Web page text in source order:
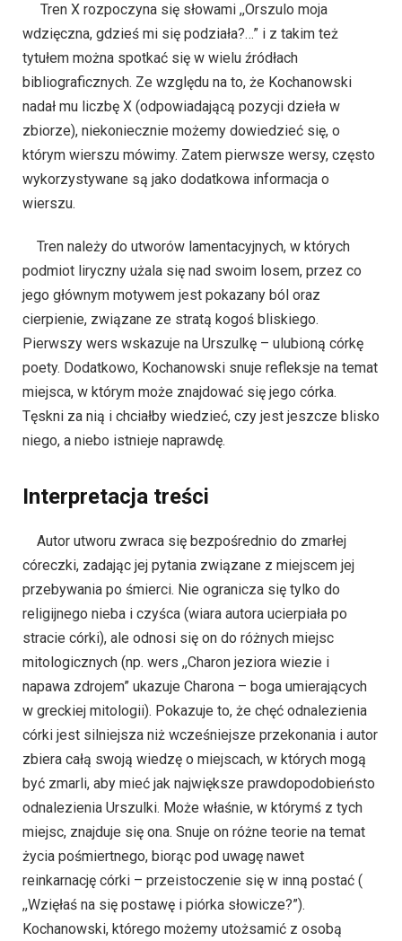
Tren X rozpoczyna się słowami ,,Orszulo moja
wdzięczna, gdzieś mi się podziała?…” i z takim też
tytułem można spotkać się w wielu źródłach
bibliograficznych. Ze względu na to, że Kochanowski
nadał mu liczbę X (odpowiadającą pozycji dzieła w
zbiorze), niekoniecznie możemy dowiedzieć się, o
którym wierszu mówimy. Zatem pierwsze wersy, często
wykorzystywane są jako dodatkowa informacja o
wierszu.
Tren należy do utworów lamentacyjnych, w których
podmiot liryczny użala się nad swoim losem, przez co
jego głównym motywem jest pokazany ból oraz
cierpienie, związane ze stratą kogoś bliskiego.
Pierwszy wers wskazuje na Urszulkę – ulubioną córkę
poety. Dodatkowo, Kochanowski snuje refleksje na temat
miejsca, w którym może znajdować się jego córka.
Tęskni za nią i chciałby wiedzieć, czy jest jeszcze blisko
niego, a niebo istnieje naprawdę.
Interpretacja treści
Autor utworu zwraca się bezpośrednio do zmarłej
córeczki, zadając jej pytania związane z miejscem jej
przebywania po śmierci. Nie ogranicza się tylko do
religijnego nieba i czyśca (wiara autora ucierpiała po
stracie córki), ale odnosi się on do różnych miejsc
mitologicznych (np. wers ,,Charon jeziora wiezie i
napawa zdrojem” ukazuje Charona – boga umierających
w greckiej mitologii). Pokazuje to, że chęć odnalezienia
córki jest silniejsza niż wcześniejsze przekonania i autor
zbiera całą swoją wiedzę o miejscach, w których mogą
być zmarli, aby mieć jak największe prawdopodobieństo
odnalezienia Urszulki. Może właśnie, w którymś z tych
miejsc, znajduje się ona. Snuje on różne teorie na temat
życia pośmiertnego, biorąc pod uwagę nawet
reinkarnację córki – przeistoczenie się w inną postać (
,,Wzięłaś na się postawę i piórka słowicze?”).
Kochanowski, którego możemy utożsamić z osobą